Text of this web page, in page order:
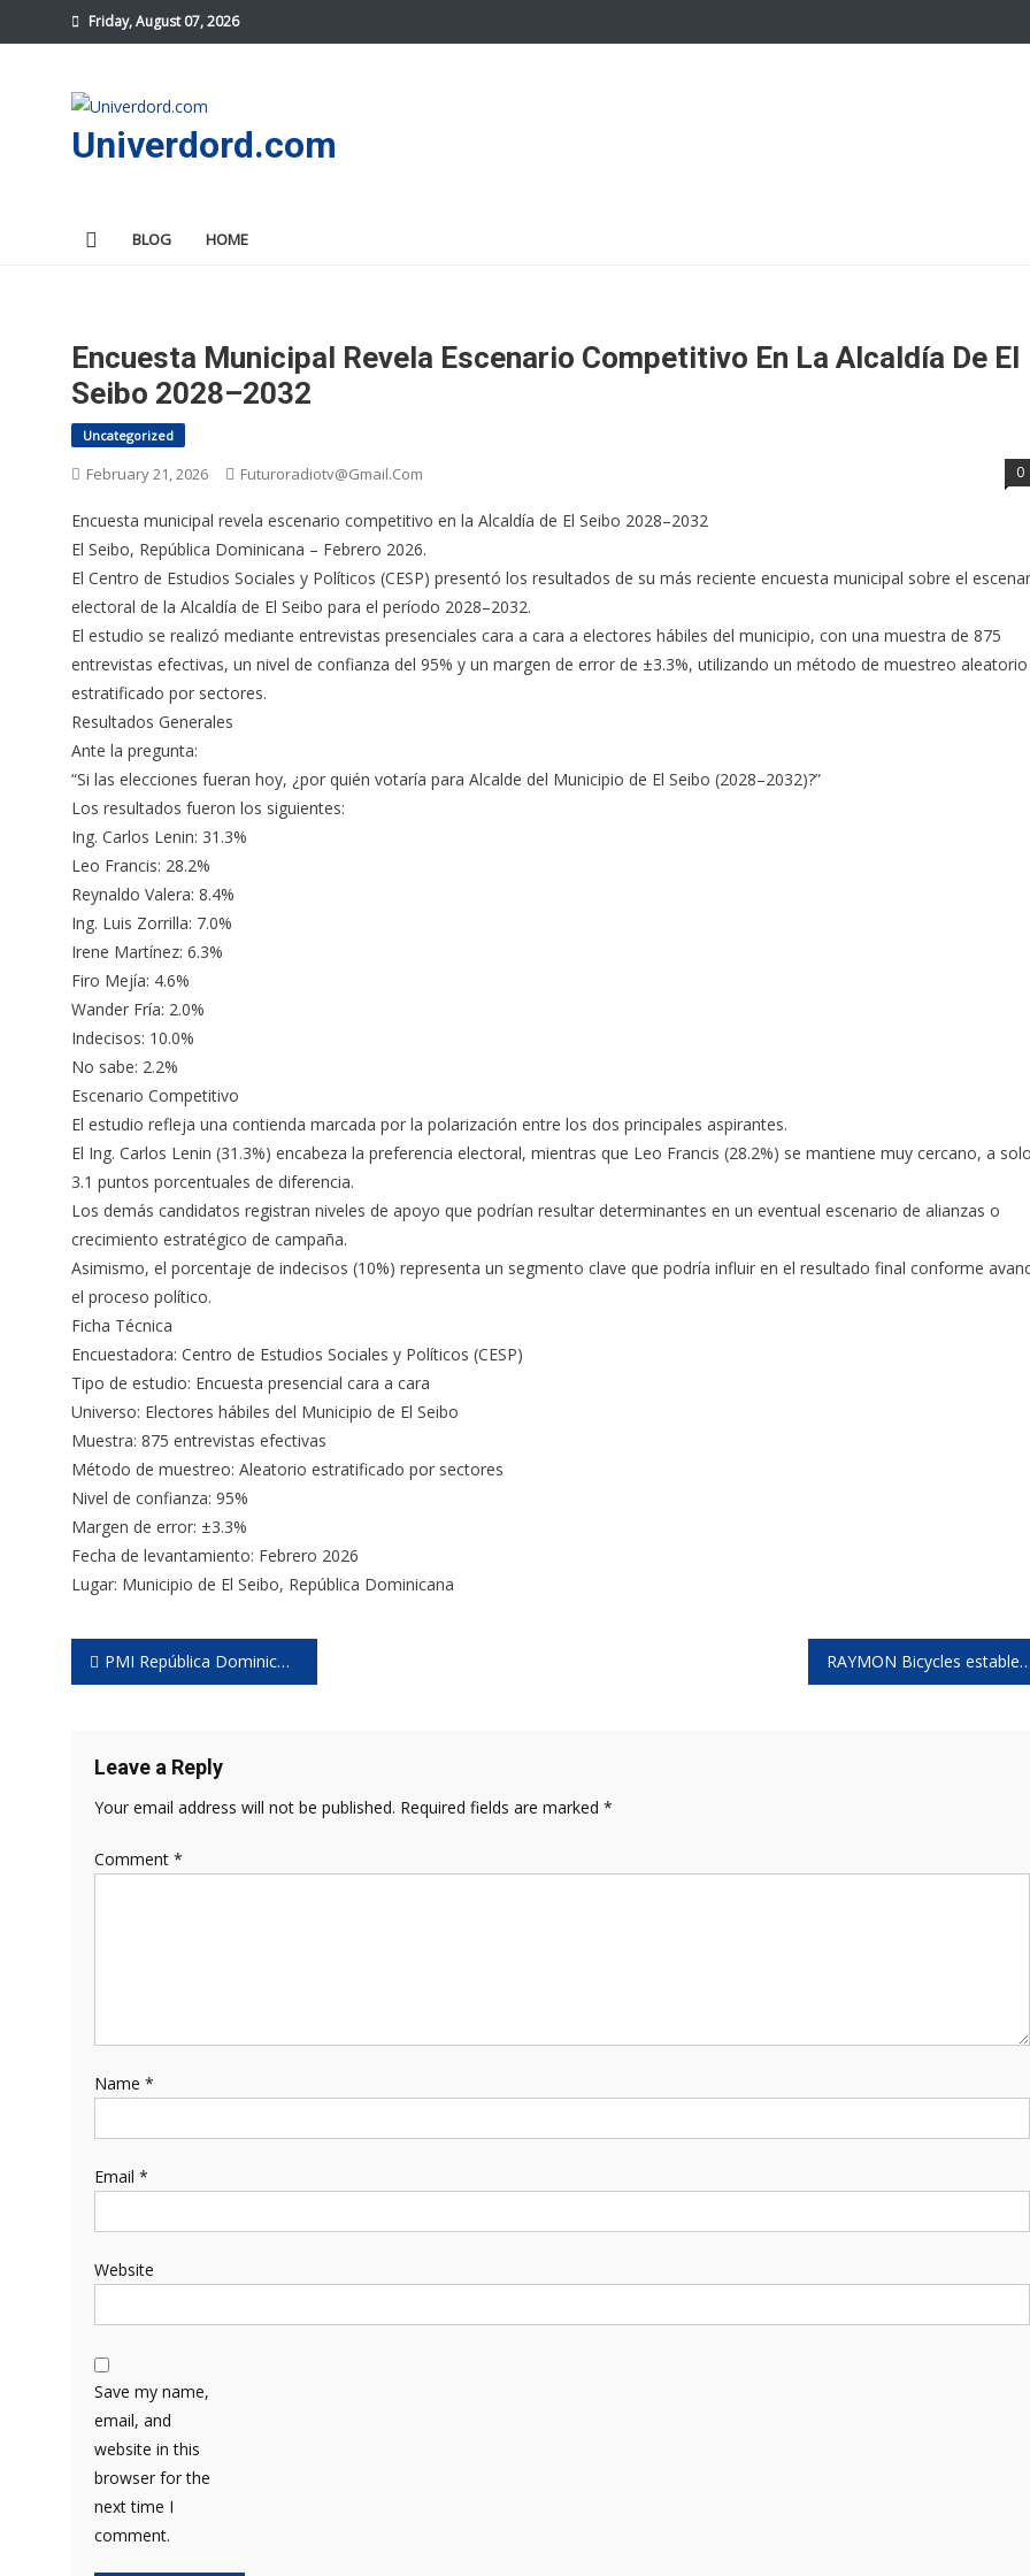
to
Friday, August 07, 2026
Univerdord.com
BLOG HOME
Encuesta Municipal Revela Escenario Competitivo En La Alcaldía De El
Seibo 2028–2032
Uncategorized
February 21, 2026 Futuroradiotv@gmail.com 0
Encuesta municipal revela escenario competitivo en la Alcaldía de El Seibo 2028–2032
El Seibo, República Dominicana – Febrero 2026.
El Centro de Estudios Sociales y Políticos (CESP) presentó los resultados de su más reciente encuesta municipal sobre el
electoral de la Alcaldía de El Seibo para el período 2028–2032.
El estudio se realizó mediante entrevistas presenciales cara a cara a electores hábiles del municipio, con una muestra de 875
entrevistas efectivas, un nivel de confianza del 95% y un margen de error de ±3.3%, utilizando un método de muestreo aleatorio
estratificado por sectores.
Resultados Generales
Ante la pregunta:
“Si las elecciones fueran hoy, ¿por quién votaría para Alcalde del Municipio de El Seibo (2028–2032)?”
Los resultados fueron los siguientes:
Ing. Carlos Lenin: 31.3%
Leo Francis: 28.2%
Reynaldo Valera: 8.4%
Ing. Luis Zorrilla: 7.0%
Irene Martínez: 6.3%
Firo Mejía: 4.6%
Wander Fría: 2.0%
Indecisos: 10.0%
No sabe: 2.2%
Escenario Competitivo
El estudio refleja una contienda marcada por la polarización entre los dos principales aspirantes.
El Ing. Carlos Lenin (31.3%) encabeza la preferencia electoral, mientras que Leo Francis (28.2%) se mantiene muy cercano, a
3.1 puntos porcentuales de diferencia.
Los demás candidatos registran niveles de apoyo que podrían resultar determinantes en un eventual escenario de alianzas o
crecimiento estratégico de campaña.
Asimismo, el porcentaje de indecisos (10%) representa un segmento clave que podría influir en el resultado final conforme
el proceso político.
Ficha Técnica
Encuestadora: Centro de Estudios Sociales y Políticos (CESP)
Tipo de estudio: Encuesta presencial cara a cara
Universo: Electores hábiles del Municipio de El Seibo
Muestra: 875 entrevistas efectivas
Método de muestreo: Aleatorio estratificado por sectores
Nivel de confianza: 95%
Margen de error: ±3.3%
Fecha de levantamiento: Febrero 2026
Lugar: Municipio de El Seibo, República Dominicana
Post
PMI República Dominicana convoca al liderazgo empresarial para impulsar la transformación del país RAYMON Bicycles establece su hub logístico regional en la República
Leave a Reply
Your email address will not be published. Required fields are marked *
Comment *
Name *
Email *
Website
Save my name,
email, and
website in this
browser for the
next time I
comment.